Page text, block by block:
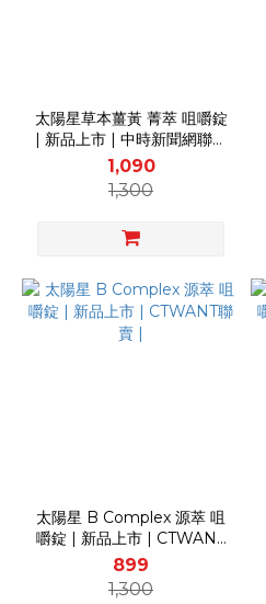
太陽星草本薑黃 菁萃 咀嚼錠
| 新品上市 | 中時新聞網聯賣
|
1,090
1,300
太陽星 B Complex 源萃 咀
嚼錠 | 新品上市 | CTWANT
聯賣 |
899
1,300